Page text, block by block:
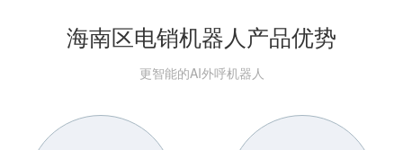
海南区电销机器人产品优势
更智能的AI外呼机器人